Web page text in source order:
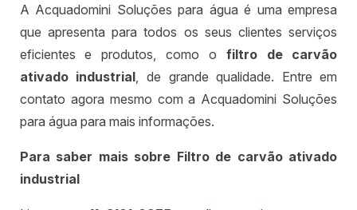
A Acquadomini Soluções para água é uma empresa
que apresenta para todos os seus clientes serviços
eficientes e produtos, como o filtro de carvão
ativado industrial, de grande qualidade. Entre em
contato agora mesmo com a Acquadomini Soluções
para água para mais informações.
Para saber mais sobre Filtro de carvão ativado
industrial